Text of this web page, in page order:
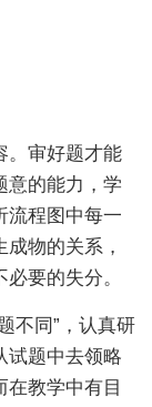
审好题才能
意的能力，学
流程图中每一
物的关系，
要的失分。
同”，认真研
试题中去领略
教学中有目